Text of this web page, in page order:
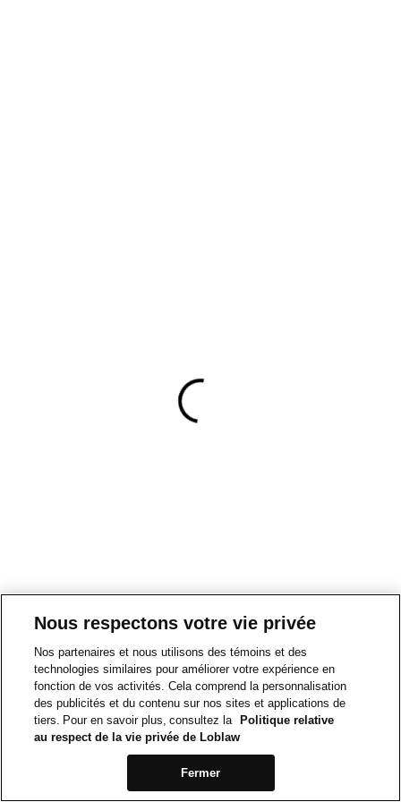
Nous respectons votre vie privée
Nos partenaires et nous utilisons des témoins et des
technologies similaires pour améliorer votre expérience en
fonction de vos activités. Cela comprend la personnalisation
des publicités et du contenu sur nos sites et applications de
tiers. Pour en savoir plus, consultez la
Politique relative
au respect de la vie privée de Loblaw
Fermer